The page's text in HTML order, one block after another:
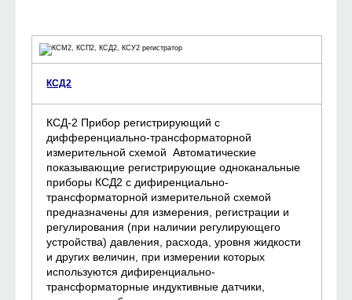
КСД2
КСД-2 Прибор регистрирующий с
дифференциально-трансформаторной
измерительной схемой Автоматические
показывающие регистрирующие одноканальные
приборы КСД2 с дифиренциально-
трансформаторной измерительной схемой
предназначены для измерения, регистрации и
регулирования (при наличии регулирующего
устройства) давления, расхода, уровня жидкости
и других величин, при измерении которых
используются дифиренциально-
трансформаторные индуктивные датчики,